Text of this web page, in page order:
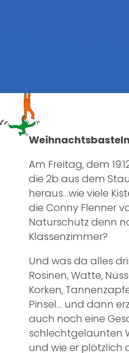
Am Freitag, dem
die 2b aus dem
heraus…wie viele
die Conny Flenner
Naturschutz denn
Klassenzimmer?
Und was da alles
Rosinen, Watte,
Korken,
Pinsel… und dann
auch noch eine
schlechtgelaunten
und wie er plötzlich